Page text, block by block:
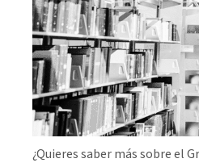
¿Quieres saber más sobre el